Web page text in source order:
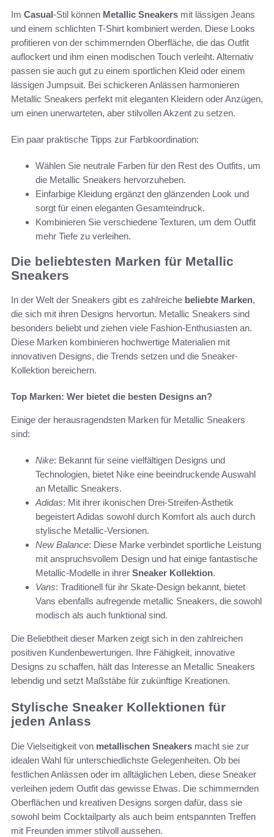
Im Casual-Stil können Metallic Sneakers mit lässigen Jeans
und einem schlichten T-Shirt kombiniert werden. Diese Looks
profitieren von der schimmernden Oberfläche, die das Outfit
auflockert und ihm einen modischen Touch verleiht. Alternativ
passen sie auch gut zu einem sportlichen Kleid oder einem
lässigen Jumpsuit. Bei schickeren Anlässen harmonieren
Metallic Sneakers perfekt mit eleganten Kleidern oder Anzügen,
um einen unerwarteten, aber stilvollen Akzent zu setzen.
Ein paar praktische Tipps zur Farbkoordination:
Wählen Sie neutrale Farben für den Rest des Outfits, um
die Metallic Sneakers hervorzuheben.
Einfarbige Kleidung ergänzt den glänzenden Look und
sorgt für einen eleganten Gesamteindruck.
Kombinieren Sie verschiedene Texturen, um dem Outfit
mehr Tiefe zu verleihen.
Die beliebtesten Marken für Metallic
Sneakers
In der Welt der Sneakers gibt es zahlreiche beliebte Marken,
die sich mit ihren Designs hervortun. Metallic Sneakers sind
besonders beliebt und ziehen viele Fashion-Enthusiasten an.
Diese Marken kombinieren hochwertige Materialien mit
innovativen Designs, die Trends setzen und die Sneaker-
Kollektion bereichern.
Top Marken: Wer bietet die besten Designs an?
Einige der herausragendsten Marken für Metallic Sneakers
sind:
Nike: Bekannt für seine vielfältigen Designs und
Technologien, bietet Nike eine beeindruckende Auswahl
an Metallic Sneakers.
Adidas: Mit ihrer ikonischen Drei-Streifen-Ästhetik
begeistert Adidas sowohl durch Komfort als auch durch
stylische Metallic-Versionen.
New Balance: Diese Marke verbindet sportliche Leistung
mit anspruchsvollem Design und hat einige fantastische
Metallic-Modelle in ihrer Sneaker Kollektion.
Vans: Traditionell für ihr Skate-Design bekannt, bietet
Vans ebenfalls aufregende metallic Sneakers, die sowohl
modisch als auch funktional sind.
Die Beliebtheit dieser Marken zeigt sich in den zahlreichen
positiven Kundenbewertungen. Ihre Fähigkeit, innovative
Designs zu schaffen, hält das Interesse an Metallic Sneakers
lebendig und setzt Maßstäbe für zukünftige Kreationen.
Stylische Sneaker Kollektionen für
jeden Anlass
Die Vielseitigkeit von metallischen Sneakers macht sie zur
idealen Wahl für unterschiedlichste Gelegenheiten. Ob bei
festlichen Anlässen oder im alltäglichen Leben, diese Sneaker
verleihen jedem Outfit das gewisse Etwas. Die schimmernden
Oberflächen und kreativen Designs sorgen dafür, dass sie
sowohl beim Cocktailparty als auch beim entspannten Treffen
mit Freunden immer stilvoll aussehen.